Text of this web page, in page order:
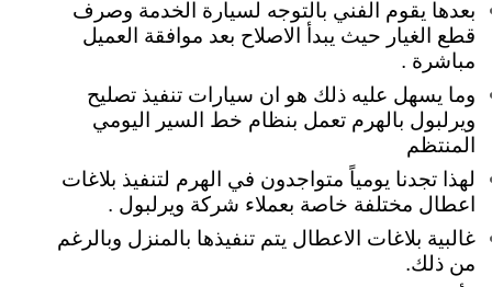
بعدها يقوم الفني بالتوجه لسيارة الخدمة وصرف
قطع الغيار حيث يبدأ الاصلاح بعد موافقة العميل
مباشرة .
وما يسهل عليه ذلك هو ان سيارات تنفيذ تصليح
ويرلبول بالهرم تعمل بنظام خط السير اليومي
المنتظم
لهذا تجدنا يومياً متواجدون في الهرم لتنفيذ بلاغات
اعطال مختلفة خاصة بعملاء شركة ويرلبول .
غالبية بلاغات الاعطال يتم تنفيذها بالمنزل وبالرغم
من ذلك.